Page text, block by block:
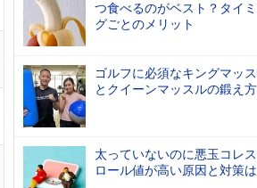
つ食べるのがベスト？タイ
グごとのメリット
ゴルフに必須なキングマッ
とクイーンマッスルの鍛え方
太っていないのに悪玉コレ
ロール値が高い原因と対策は